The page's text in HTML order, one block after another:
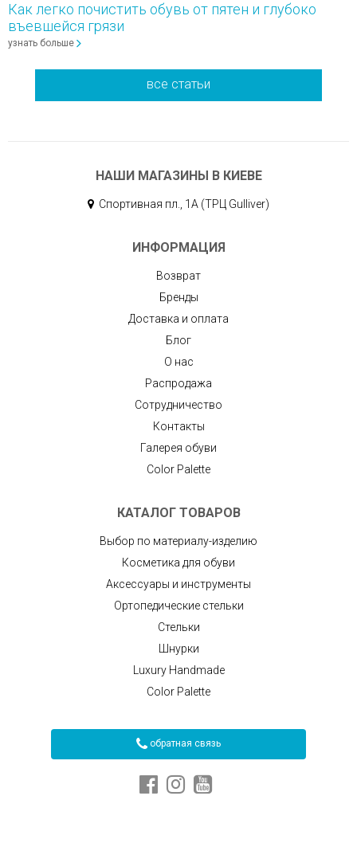
Как легко почистить обувь от пятен и глубоко
въевшейся грязи
узнать больше
все статьи
НАШИ МАГАЗИНЫ В КИЕВЕ
Спортивная пл., 1А (ТРЦ Gulliver)
ИНФОРМАЦИЯ
Возврат
Бренды
Доставка и оплата
Блог
О нас
Распродажа
Сотрудничество
Контакты
Галерея обуви
Color Palette
КАТАЛОГ ТОВАРОВ
Выбор по материалу-изделию
Косметика для обуви
Аксессуары и инструменты
Ортопедические стельки
Стельки
Шнурки
Luxury Handmade
Color Palette
обратная связь